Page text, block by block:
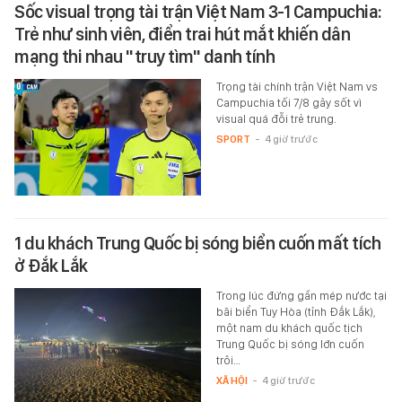
Sốc visual trọng tài trận Việt Nam 3-1 Campuchia:
Trẻ như sinh viên, điển trai hút mắt khiến dân
mạng thi nhau "truy tìm" danh tính
Trọng tài chính trận Việt Nam vs
Campuchia tối 7/8 gây sốt vì
visual quá đỗi trẻ trung.
SPORT - 4 giờ trước
1 du khách Trung Quốc bị sóng biển cuốn mất tích
ở Đắk Lắk
Trong lúc đứng gần mép nước tại
bãi biển Tuy Hòa (tỉnh Đắk Lắk),
một nam du khách quốc tịch
Trung Quốc bị sóng lớn cuốn
trôi…
XÃ HỘI - 4 giờ trước